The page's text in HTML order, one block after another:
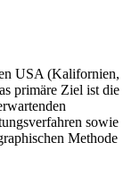
USA (Kalifornien,
primäre Ziel ist die
sowie
Methode